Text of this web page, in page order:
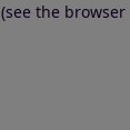
(see the